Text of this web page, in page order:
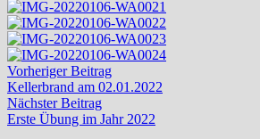
Beitragsnavigation
Vorheriger BeitragVorheriger
Beitrag:
Kellerbrand am 02.01.2022
Nächster BeitragNächster
Beitrag:
Erste Übung im Jahr 2022